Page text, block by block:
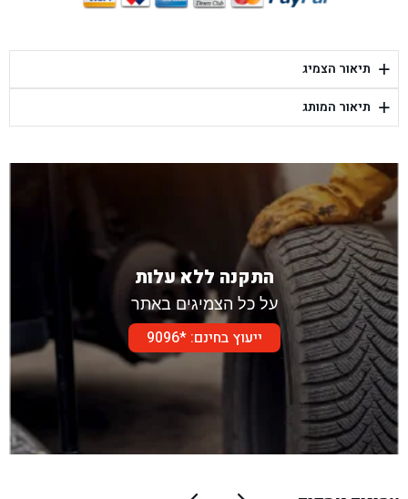
בן גל - יפת 88, תל אביב יפו - תל אביב
בן גל - דור אלון הר טוב - בית שמש
+ תיאור הצמיג
+ תיאור המותג
התקנה ללא עלות
על כל הצמיגים באתר
ייעוץ בחינם: *9096